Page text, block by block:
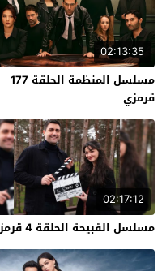
02:13:35
مسلسل المنظمة الحلقة 177
قرمزي
02:17:12
مسلسل القبيحة الحلقة 4 قرمزي